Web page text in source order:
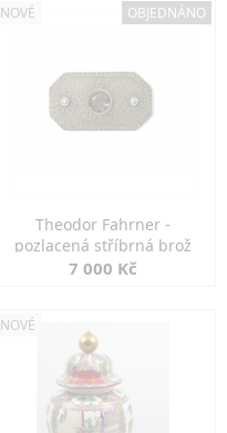
NOVÉ OBJEDNÁNO
Theodor Fahrner -
pozlacená stříbrná brož
7 000 Kč
NOVÉ